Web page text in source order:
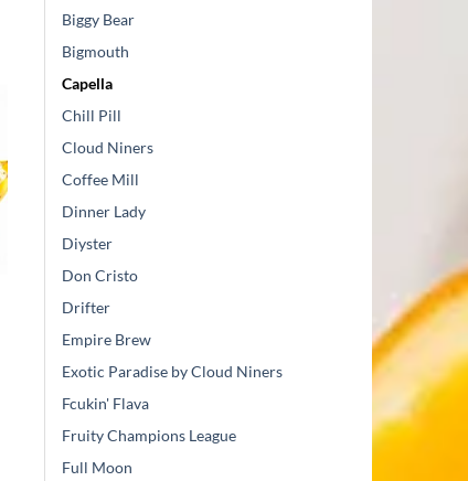
Biggy Bear
Bigmouth
Capella
Chill Pill
Cloud Niners
Coffee Mill
Dinner Lady
Diyster
Don Cristo
Drifter
Empire Brew
Exotic Paradise by Cloud Niners
Fcukin' Flava
Fruity Champions League
Full Moon